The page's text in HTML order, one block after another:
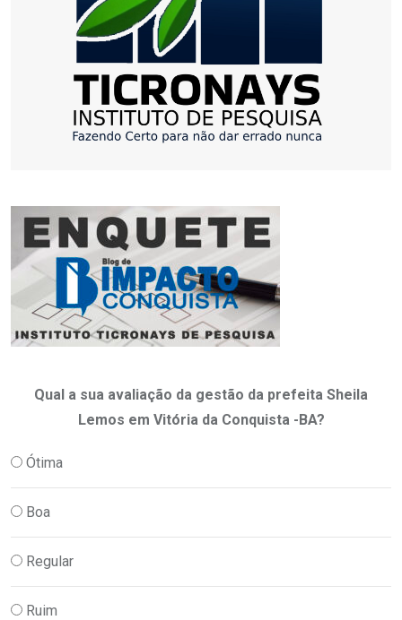
Qual a sua avaliação da gestão da prefeita Sheila
Lemos em Vitória da Conquista -BA?
Ótima
Boa
Regular
Ruim